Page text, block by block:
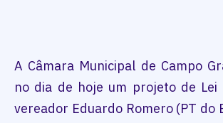
A Câmara Municipal de Campo
no dia de hoje um projeto de Lei
vereador Eduardo Romero (PT do